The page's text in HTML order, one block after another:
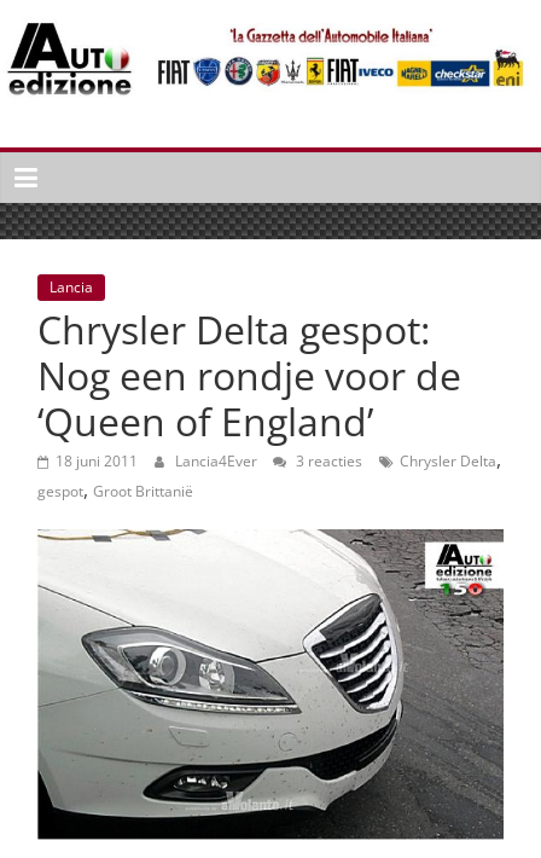
naar
inhoud
Auto
Edizione
La
Gazetta
dell'Automobile
Italiana
Italiaans
autonieuws
lifestyle
Lancia
Chrysler Delta gespot:
Nog een rondje voor de
‘Queen of England’
18 juni 2011 Lancia4Ever 3 reacties Chrysler Delta,
gespot, Groot Brittanië